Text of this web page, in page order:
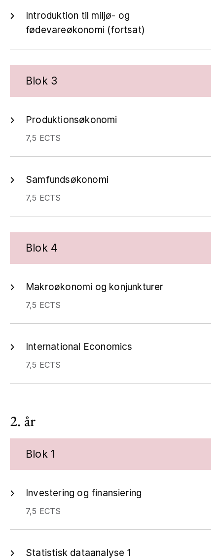
Introduktion til miljø- og
fødevareøkonomi (fortsat)
Blok 3
Produktionsøkonomi
7,5 ECTS
Samfundsøkonomi
7,5 ECTS
Blok 4
Makroøkonomi og konjunkturer
7,5 ECTS
International Economics
7,5 ECTS
2. år
Blok 1
Investering og finansiering
7,5 ECTS
Statistisk dataanalyse 1